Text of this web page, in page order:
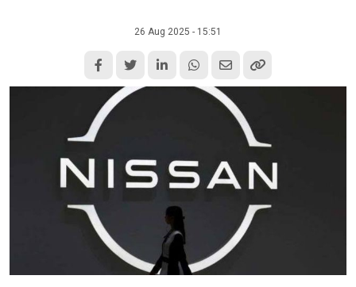
26 Aug 2025 - 15:51